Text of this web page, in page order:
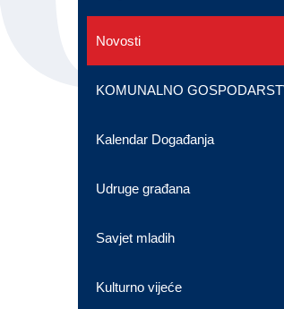
Novosti
KOMUNALNO
Kalendar Događanja
Udruge građana
Savjet mladih
Kulturno vijeće